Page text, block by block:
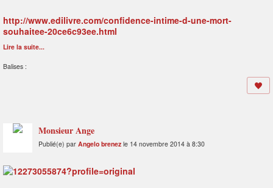
http://www.edilivre.com/confidence-intime-d-une-mort-
souhaitee-20ce6c93ee.html
Lire la suite...
Balises :
Monsieur Ange
Publié(e) par Angelo brenez le 14 novembre 2014 à 8:30